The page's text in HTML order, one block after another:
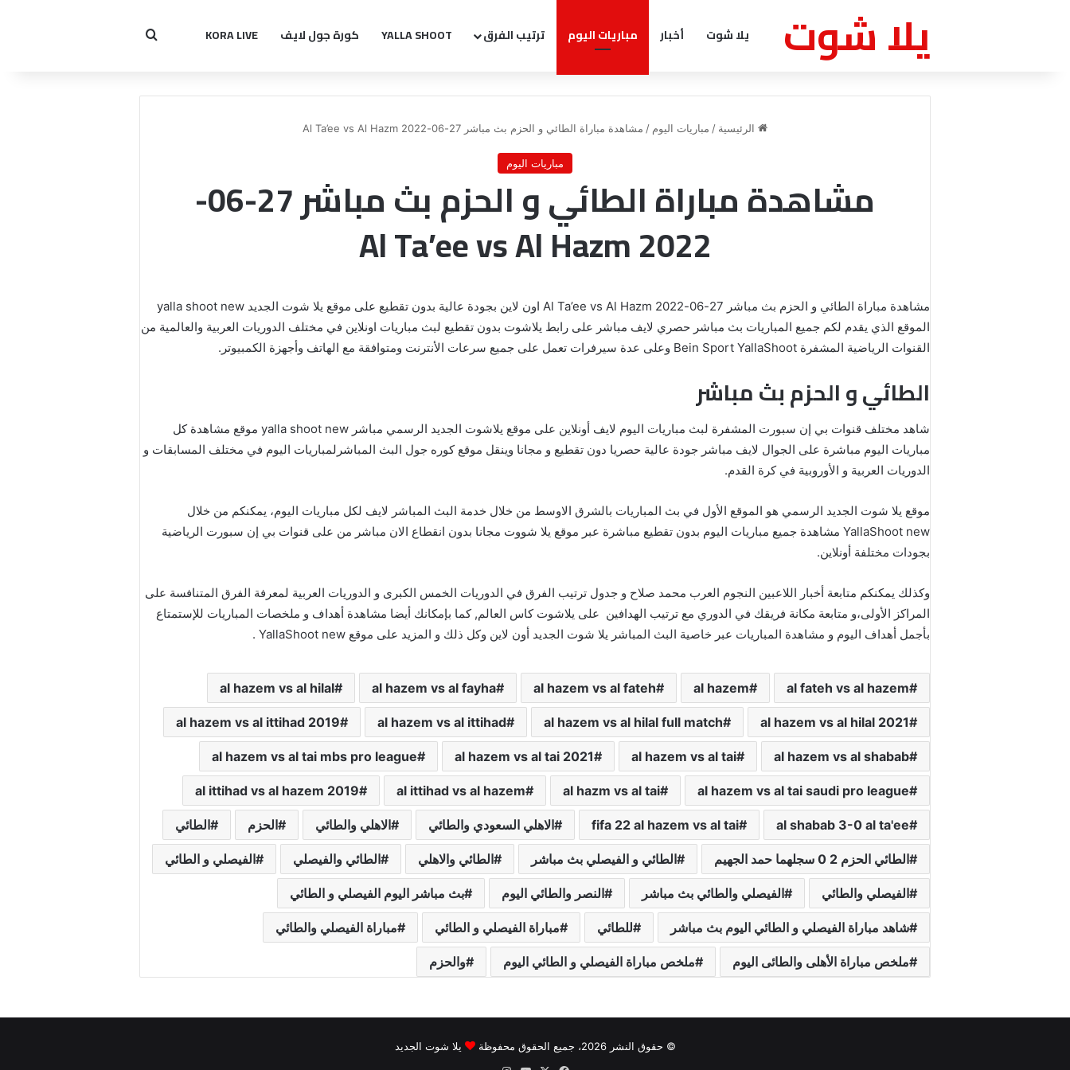
يلا شوت يلا شوت أخبار مباريات اليوم ترتيب الفرق YALLA SHOOT كورة جول لايف KORA LIVE بحث عن
الرئيسية / مباريات اليوم / مشاهدة مباراة الطائي و الحزم بث مباشر 27-06-2022 Al Ta’ee vs Al Hazm
مباريات اليوم
مشاهدة مباراة الطائي و الحزم بث مباشر 27-06-
2022 Al Ta’ee vs Al Hazm
مشاهدة مباراة الطائي و الحزم بث مباشر 27-06-2022 Al Ta’ee vs Al Hazm اون لاين بجودة عالية بدون تقطيع على موقع يلا شوت الجديد yalla shoot new
الموقع الذي يقدم لكم جميع المباريات بث مباشر حصري لايف مباشر على رابط يلاشوت بدون تقطيع لبث مباريات اونلاين في مختلف الدوريات العربية والعالمية من
القنوات الرياضية المشفرة Bein Sport YallaShoot وعلى عدة سيرفرات تعمل على جميع سرعات الأنترنت ومتوافقة مع الهاتف وأجهزة الكمبيوتر.
الطائي و الحزم بث مباشر
شاهد مختلف قنوات بي إن سبورت المشفرة لبث مباريات اليوم لايف أونلاين على موقع يلاشوت الجديد الرسمي مباشر yalla shoot new موقع مشاهدة كل
مباريات اليوم مباشرة على الجوال لايف مباشر جودة عالية حصريا دون تقطيع و مجانا وينقل موقع كوره جول البث المباشرلمباريات اليوم في مختلف المسابقات و
الدوريات العربية و الأوروبية في كرة القدم.
موقع يلا شوت الجديد الرسمي هو الموقع الأول في بث المباريات بالشرق الاوسط من خلال خدمة البث المباشر لايف لكل مباريات اليوم، يمكنكم من خلال
YallaShoot new مشاهدة جميع مباريات اليوم بدون تقطيع مباشرة عبر موقع يلا شووت مجانا بدون انقطاع الان مباشر من على قنوات بي إن سبورت الرياضية
بجودات مختلفة أونلاين.
وكذلك يمكنكم متابعة أخبار اللاعبين النجوم العرب محمد صلاح و جدول ترتيب الفرق في الدوريات الخمس الكبرى و الدوريات العربية لمعرفة الفرق المتنافسة على
المراكز الأولى،و متابعة مكانة فريقك في الدوري مع ترتيب الهدافين على يلاشوت كاس العالم, كما بإمكانك أيضا مشاهدة أهداف و ملخصات المباريات للإستمتاع
بأجمل أهداف اليوم و مشاهدة المباريات عبر خاصية البث المباشر يلا شوت الجديد أون لاين وكل ذلك و المزيد على موقع YallaShoot new .
al fateh vs al hazem
al hazem
al hazem vs al fateh
al hazem vs al fayha
al hazem vs al hilal
al hazem vs al hilal 2021
al hazem vs al hilal full match
al hazem vs al ittihad
al hazem vs al ittihad 2019
al hazem vs al shabab
al hazem vs al tai
al hazem vs al tai 2021
al hazem vs al tai mbs pro league
al hazem vs al tai saudi pro league
al hazm vs al tai
al ittihad vs al hazem
al ittihad vs al hazem 2019
al shabab 3-0 al ta'ee
fifa 22 al hazem vs al tai الاهلي السعودي والطائي الاهلي والطائي الحزم الطائي
الطائي الحزم 2 0 سجلهما حمد الجهيم الطائي و الفيصلي بث مباشر الطائي والاهلي الطائي والفيصلي الفيصلي و الطائي
الفيصلي والطائي الفيصلي والطائي بث مباشر النصر والطائي اليوم بث مباشر اليوم الفيصلي و الطائي
شاهد مباراة الفيصلي و الطائي اليوم بث مباشر للطائي مباراة الفيصلي و الطائي مباراة الفيصلي والطائي
ملخص مباراة الأهلى والطائى اليوم ملخص مباراة الفيصلي و الطائي اليوم والحزم
© حقوق النشر 2026، جميع الحقوق محفوظة
يلا شوت الجديد